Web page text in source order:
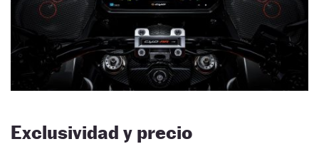
Exclusividad y precio